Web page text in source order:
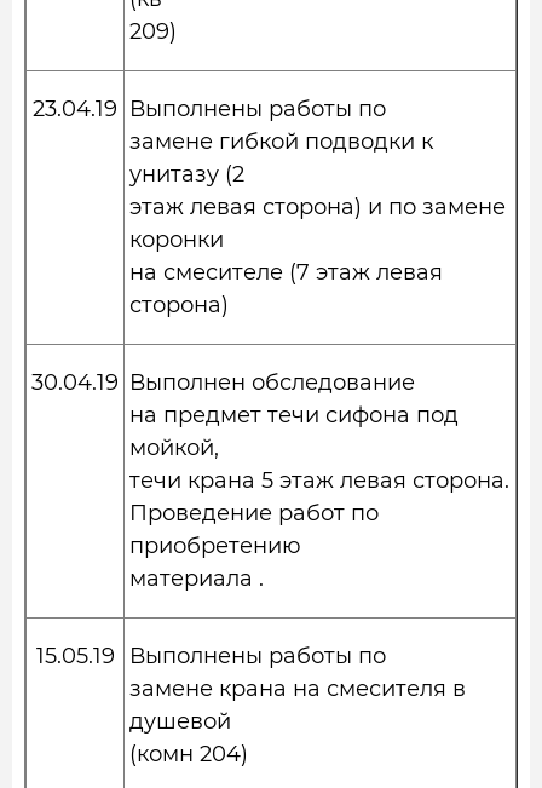
209)
23.04.19 Выполнены работы по
замене гибкой подводки к
унитазу (2
этаж левая сторона) и по замене
коронки
на смесителе (7 этаж левая
сторона)
30.04.19 Выполнен обследование
на предмет течи сифона под
мойкой,
течи крана 5 этаж левая сторона.
Проведение работ по
приобретению
материала .
15.05.19
Выполнены работы по
замене крана на смесителя в
душевой
(комн 204)